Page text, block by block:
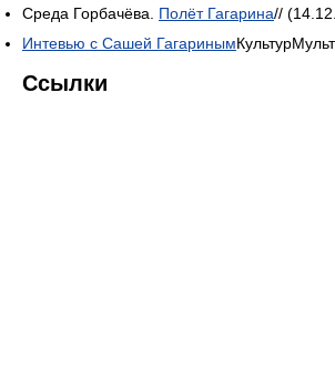
Среда Горбачёва. Полёт Гагарина//
Интевью с Сашей Гагариным
Ссылки